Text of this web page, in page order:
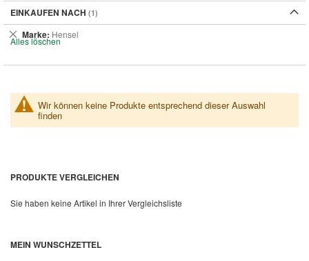
Wir können keine Produkte entsprechend dieser Auswahl
finden
EINKAUFEN NACH
Marke Hensel
Dies
entfernen
Alles löschen
PRODUKTE VERGLEICHEN
Sie haben keine Artikel in Ihrer Vergleichsliste
MEIN WUNSCHZETTEL